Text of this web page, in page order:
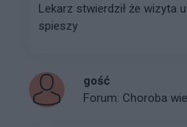
Lekarz stwierdził że wizyta
spieszy
gość
Forum: Choroba